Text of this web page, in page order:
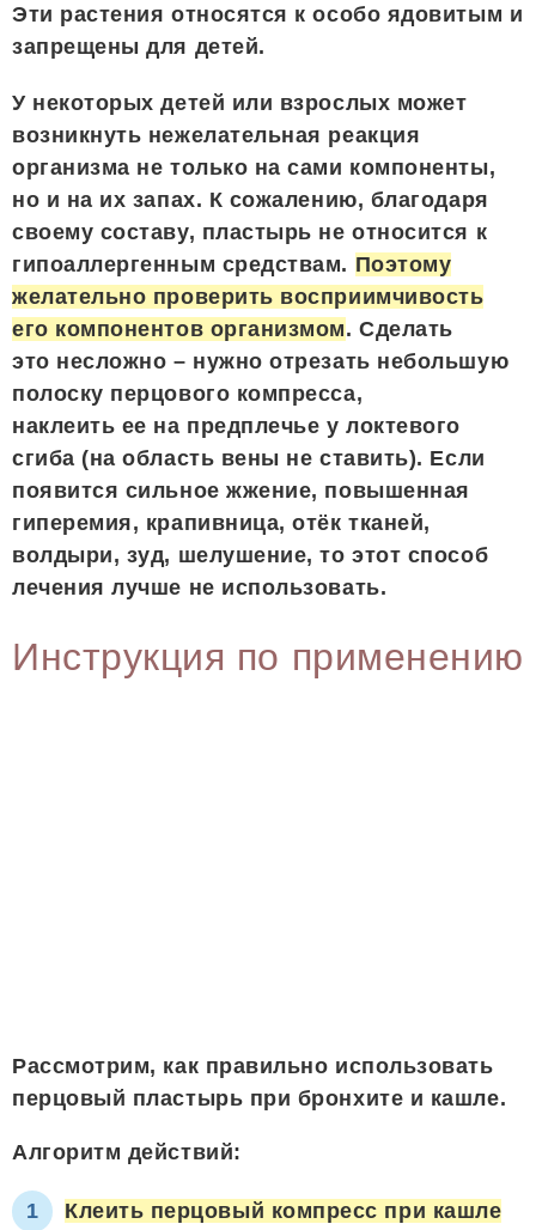
Эти растения относятся к особо ядовитым и
запрещены для детей.
У некоторых детей или взрослых может
возникнуть нежелательная реакция
организма не только на сами компоненты,
но и на их запах. К сожалению, благодаря
своему составу, пластырь не относится к
гипоаллергенным средствам. Поэтому
желательно проверить восприимчивость
его компонентов организмом. Сделать
это несложно – нужно отрезать небольшую
полоску перцового компресса,
наклеить ее на предплечье у локтевого
сгиба (на область вены не ставить). Если
появится сильное жжение, повышенная
гиперемия, крапивница, отёк тканей,
волдыри, зуд, шелушение, то этот способ
лечения лучше не использовать.
Инструкция по применению
Рассмотрим, как правильно использовать
перцовый пластырь при бронхите и кашле.
Алгоритм действий:
Клеить перцовый компресс при кашле